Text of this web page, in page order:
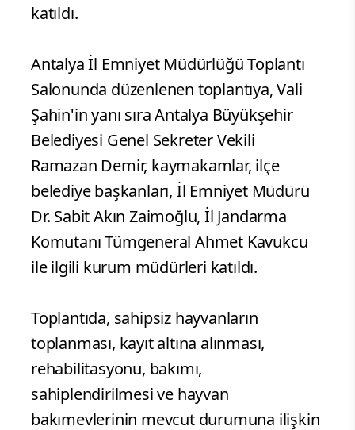
katıldı.
Antalya İl Emniyet Müdürlüğü Toplantı
Salonunda düzenlenen toplantıya, Vali
Şahin'in yanı sıra Antalya Büyükşehir
Belediyesi Genel Sekreter Vekili
Ramazan Demir, kaymakamlar, ilçe
belediye başkanları, İl Emniyet Müdürü
Dr. Sabit Akın Zaimoğlu, İl Jandarma
Komutanı Tümgeneral Ahmet Kavukcu
ile ilgili kurum müdürleri katıldı.
Toplantıda, sahipsiz hayvanların
toplanması, kayıt altına alınması,
rehabilitasyonu, bakımı,
sahiplendirilmesi ve hayvan
bakımevlerinin mevcut durumuna ilişkin